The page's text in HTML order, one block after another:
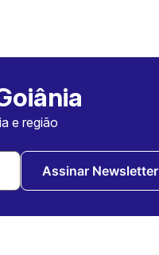
e região
Assinar Newsletter